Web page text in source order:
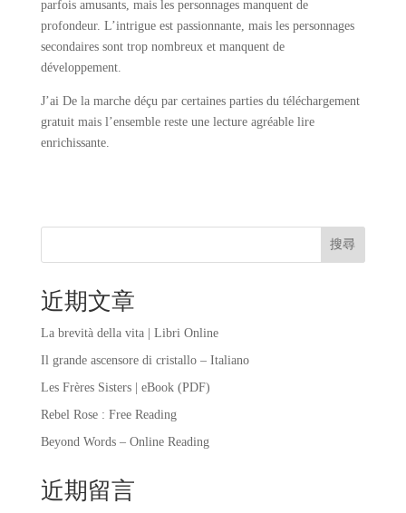
parfois amusants, mais les personnages manquent de
profondeur. L’intrigue est passionnante, mais les personnages
secondaires sont trop nombreux et manquent de
développement.
J’ai De la marche déçu par certaines parties du téléchargement
gratuit mais l’ensemble reste une lecture agréable lire
enrichissante.
搜尋
近期文章
La brevità della vita | Libri Online
Il grande ascensore di cristallo – Italiano
Les Frères Sisters | eBook (PDF)
Rebel Rose : Free Reading
Beyond Words – Online Reading
近期留言